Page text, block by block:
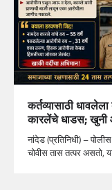
कर्तव्यासाठी
कारलेंचे धाडस; खुनी
नांदेड (प्रतिनिधी) –
चोवीस तास तत्पर असतो,